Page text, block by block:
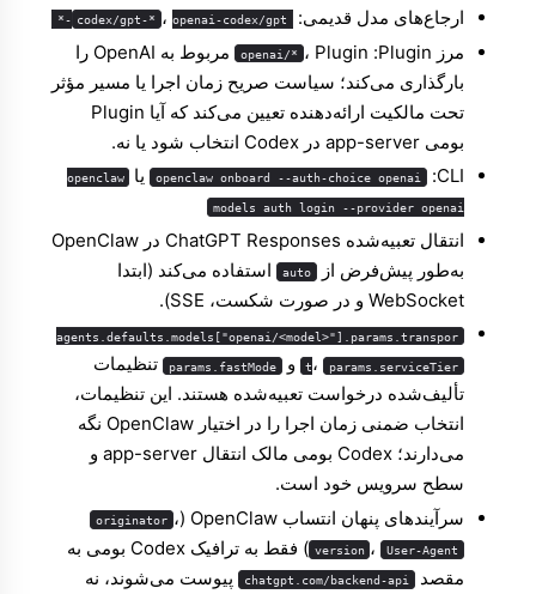
ارجاع‌های مدل قدیمی:
codex/gpt-* ،openai-codex/gpt-*
مرز Plugin: ‏ openai/*
، Plugin مربوط به OpenAI را
بارگذاری می‌کند؛ سیاست صریح زمان اجرا یا مسیر مؤثر
تحت مالکیت ارائه‌دهنده تعیین می‌کند که آیا Plugin
بومی app-server در Codex انتخاب شود یا نه.
CLI: ‏
openclaw onboard --auth-choice openai یا openclaw
models auth login --provider openai
انتقال تعبیه‌شده ChatGPT Responses در OpenClaw
به‌طور پیش‌فرض از
auto استفاده می‌کند (ابتدا
WebSocket و در صورت شکست، SSE).
agents.defaults.models["openai/<model>"].params.transpor
t، params.serviceTier و params.fastMode تنظیمات
تألیف‌شده درخواست تعبیه‌شده هستند. این تنظیمات،
انتخاب ضمنی زمان اجرا را در اختیار OpenClaw نگه
می‌دارند؛ Codex بومی مالک انتقال app-server و
سطح سرویس خود است.
سرآیندهای پنهان انتساب OpenClaw ‏(
originator ،
version ، User-Agent
) فقط به ترافیک Codex بومی به
مقصد
chatgpt.com/backend-api پیوست می‌شوند، نه